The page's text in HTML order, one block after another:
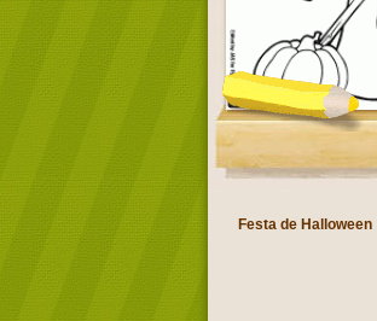
Festa de Halloween